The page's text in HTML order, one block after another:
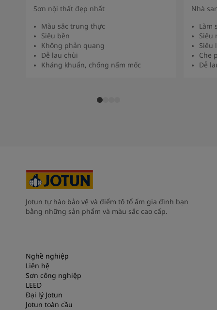
Sơn nội thất đẹp nhất
Màu sắc trung thực
Siêu bền
Không phản quang
Dễ lau chùi
Kháng khuẩn, chống nấm mốc
Nhà
Làm
Siêu
Siêu
Che
Dễ
Jotun tự hào bảo vệ và điểm tô tổ ấm gia đình bạn
bằng những sản phẩm và màu sắc cao cấp.
Nghề nghiệp
Liên hệ
Sơn công nghiệp
LEED
Đại lý Jotun
Jotun toàn cầu